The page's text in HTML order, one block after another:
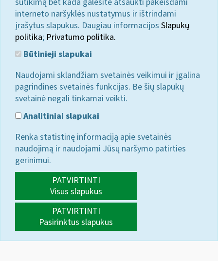
interneto naršyklės nustatymus ir ištrindami
įrašytus slapukus. Daugiau informacijos Slapukų
politika; Privatumo politika.
Būtinieji slapukai
Naudojami sklandžiam svetainės veikimui ir įgalina
pagrindines svetainės funkcijas. Be šių slapukų
svetainė negali tinkamai veikti.
Analitiniai slapukai
Renka statistinę informaciją apie svetainės
naudojimą ir naudojami Jūsų naršymo patirties
gerinimui.
PATVIRTINTI
Visus slapukus
PATVIRTINTI
Pasirinktus slapukus